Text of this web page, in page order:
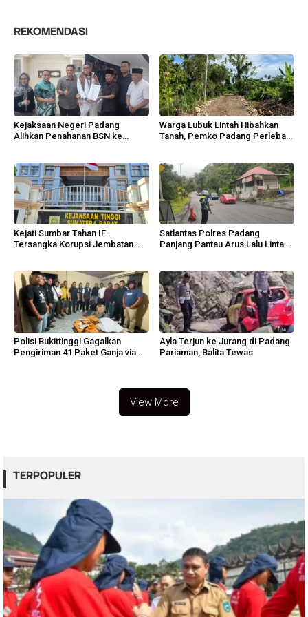
REKOMENDASI
Kejaksaan Negeri Padang
Alihkan Penahanan BSN ke
Warga Lubuk Lintah Hibahkan
Tanah, Pemko Padang Perlebar
Kejati Sumbar Tahan IF
Tersangka Korupsi Jembatan
Satlantas Polres Padang
Panjang Pantau Arus Lalu Lintas
Polisi Bukittinggi Gagalkan
Pengiriman 41 Paket Ganja via
Ayla Terjun ke Jurang di Padang
Pariaman, Balita Tewas
View More
TERPOPULER